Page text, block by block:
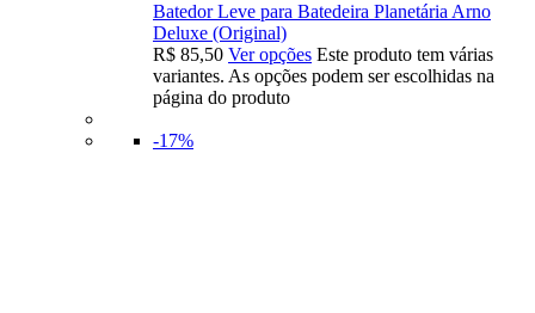
Batedor Leve para Batedeira Planetária Arno
Deluxe (Original)
R$ 85,50 Ver opções Este produto tem várias
variantes. As opções podem ser escolhidas na
página do produto
-17%